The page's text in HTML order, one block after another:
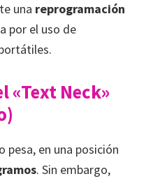
una reprogramación
por el uso de
«Text Neck»
pesa, en una posición
. Sin embargo,